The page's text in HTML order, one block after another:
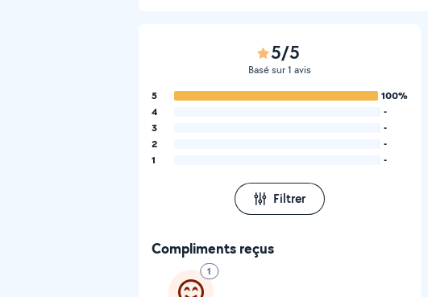
5/5
Basé sur 1 avis
5
100%
4
-
3
-
2
-
1
-
Filtrer
Compliments reçus
1